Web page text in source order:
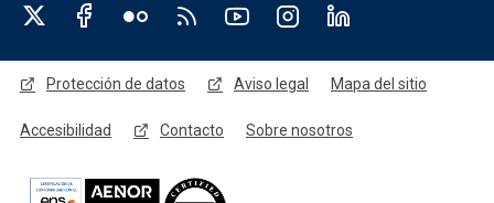
Redes sociales JCCM
Menú legal
Protección de datos Aviso legal Mapa del sitio
Accesibilidad Contacto Sobre nosotros